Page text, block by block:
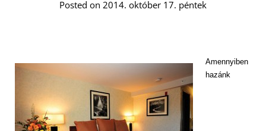
Posted on 2014. október 17. péntek
Amennyiben
hazánk